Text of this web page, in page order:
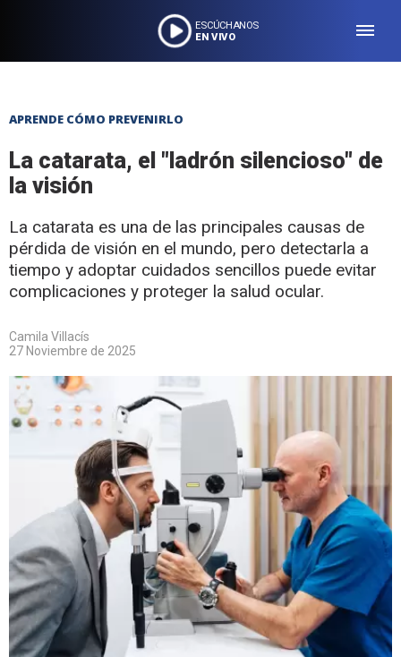
ESCÚCHANOS
EN VIVO
APRENDE CÓMO PREVENIRLO
La catarata, el "ladrón silencioso" de
la visión
La catarata es una de las principales causas de
pérdida de visión en el mundo, pero detectarla a
tiempo y adoptar cuidados sencillos puede evitar
complicaciones y proteger la salud ocular.
Camila Villacís
27 Noviembre de 2025